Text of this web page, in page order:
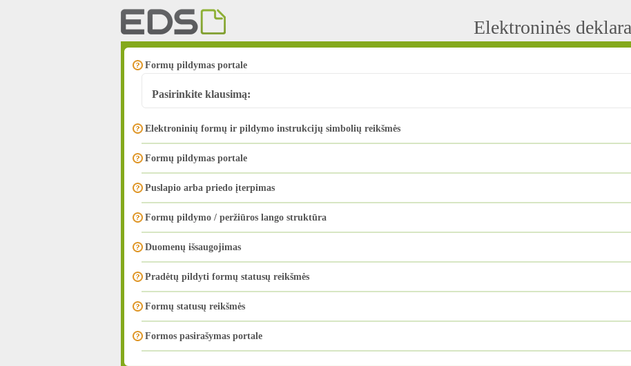
Elektroninės
Formų pildymas portale
Pasirinkite klausimą:
Elektroninių formų ir pildymo instrukcijų simbolių reikšmės
Formų pildymas portale
Puslapio arba priedo įterpimas
Formų pildymo / peržiūros lango struktūra
Duomenų išsaugojimas
Pradėtų pildyti formų statusų reikšmės
Formų statusų reikšmės
Formos pasirašymas portale